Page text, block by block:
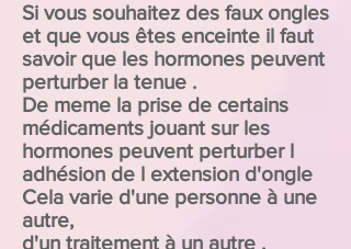
Si vous souhaitez des faux ongles
et que vous êtes enceinte il faut
savoir que les hormones peuvent
perturber la tenue .
De meme la prise de certains
médicaments jouant sur les
hormones peuvent perturber l
adhésion de l extension d'ongle
Cela varie d'une personne à une
autre,
d'un traitement à un autre ,